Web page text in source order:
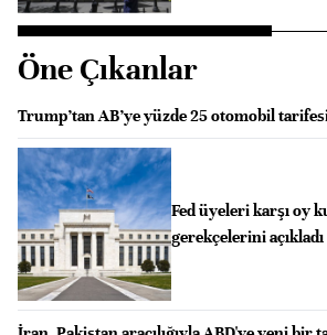
Öne Çıkanlar
Trump’tan AB’ye yüzde 25 otomobil
Fed üyeleri karşı oy
gerekçelerini açıkladı